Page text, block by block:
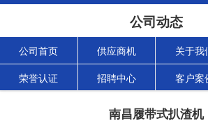
公司动态
公司首页 供应商机 关于我
荣誉认证 招聘中心 客户案
南昌履带式扒渣机